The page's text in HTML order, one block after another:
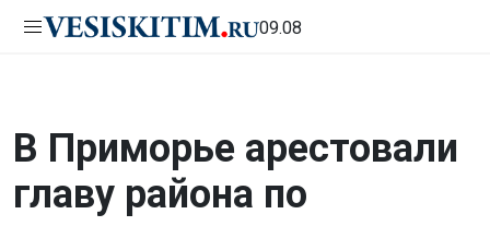
09.08
В Приморье арестовали
главу района по